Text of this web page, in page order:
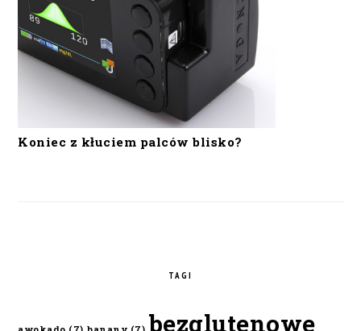
Koniec z kłuciem palców blisko?
TAGI
bezglutenowe